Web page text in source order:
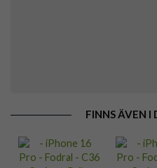
FINNS ÄVEN I